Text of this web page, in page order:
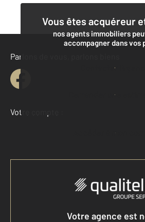
Vous êtes acquéreur
nos agents immobiliers
accompagner dans vos
Contacter l'agence
Demander une
Parlons de vous, parlons biens
Votre compte :
Accéder à mon
Votre agence est